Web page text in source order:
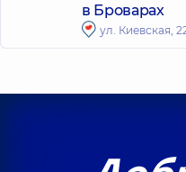
в Броварах
ул. Киевская,